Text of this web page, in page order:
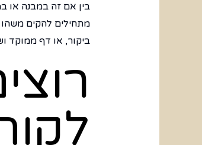
בין אם זה במבנה או
מתחילים להקים
ביקור, או דף ממוקד